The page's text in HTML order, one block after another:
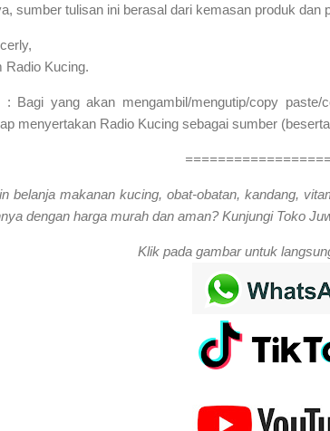
sumber tulisan ini berasal dari kemasan produk dan
Radio Kucing.
: Bagi yang akan mengambil/mengutip/copy paste/
menyertakan Radio Kucing sebagai sumber
belanja makanan kucing, obat-obatan, kandang,
dengan harga murah dan aman? Kunjungi Toko
Klik pada gambar untuk